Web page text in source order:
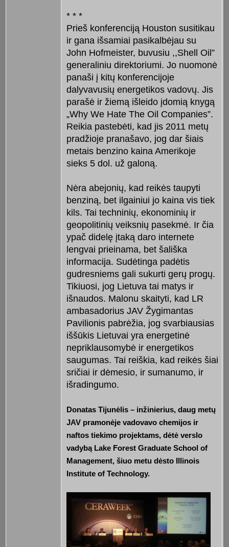
* * *
Prieš konferenciją Houston susitikau
ir gana išsamiai pasikalbėjau su
John Hofmeister, buvusiu ,,Shell Oil”
generaliniu direktoriumi. Jo nuomonė
panaši į kitų konferencijoje
dalyvavusių energetikos vadovų. Jis
parašė ir žiemą išleido įdomią knygą
„Why We Hate The Oil Companies”.
Reikia pastebėti, kad jis 2011 metų
pradžioje pranašavo, jog dar šiais
metais benzino kaina Amerikoje
sieks 5 dol. už galoną.
Nėra abejonių, kad reikės taupyti
benziną, bet ilgainiui jo kaina vis tiek
kils. Tai techninių, ekonominių ir
geopolitinių veiksnių pasekmė. Ir čia
ypač didelę įtaką daro internete
lengvai prieinama, bet šališka
informacija. Sudėtinga padėtis
gudresniems gali sukurti gerų progų.
Tikiuosi, jog Lietuva tai matys ir
išnaudos. Malonu skaityti, kad LR
ambasadorius JAV Žygimantas
Pavilionis pabrėžia, jog svarbiausias
iššūkis Lietuvai yra energetinė
nepriklausomybė ir energetikos
saugumas. Tai reiškia, kad reikės šiai
sričiai ir dėmesio, ir sumanumo, ir
išradingumo.
Donatas Tijunėlis – inžinierius, daug metų
JAV pramonėje vadovavo chemijos ir
naftos tiekimo projektams, dėtė verslo
vadybą Lake Forest Graduate School of
Management, šiuo metu dėsto Illinois
Institute of Technology.